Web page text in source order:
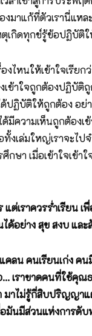
มาแก้ที่ตัวเรานี่แหล
เกิดทุกข์รู้ข้อปฏิบัติ
งไหนให้เข้าใจเรีย
เข้าใจถูกต้องปฏิบัติ
ด้ปฏิบัติให้ถูกต้อง อย่
ด้มีความเห็นถูกต้องเ
เล่มใหญ่เราจะไปจ
ษา เมื่อเข้าใจเข้าใ
แต่เราควรร่ำเรียน เ
ด้อย่าง สุข สงบ และ
คลน คนเรียนเก่ง คน
เราขาดคนที่ใช้คุณ
มาไม่รู้กี่สิบปริญญา
มันมีส่วนแห่งการดับ